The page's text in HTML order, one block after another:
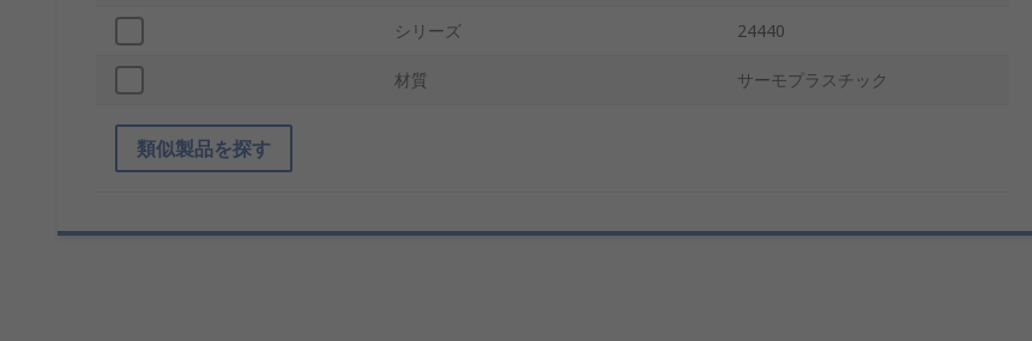
シリーズ 24440
材質 サーモプラスチック
類似製品を探す